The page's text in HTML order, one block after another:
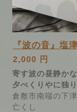
『波の音』塩
2,000 円
寄す波の昼静か
夕べくりやに独
倉敷市南端の下
亡くし